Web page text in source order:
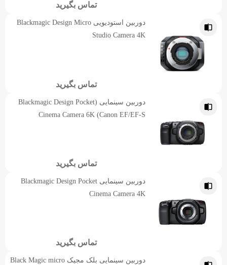
تماس بگیرید
دوربین استودیویی Blackmagic Design Micro
Studio Camera 4K
تماس بگیرید
دوربین سینمایی (Blackmagic Design Pocket
Cinema Camera 6K (Canon EF/EF-S
تماس بگیرید
دوربین سینمایی Blackmagic Design Pocket
Cinema Camera 4K
تماس بگیرید
دوربین سینمایی بلک مجیک Black Magic micro